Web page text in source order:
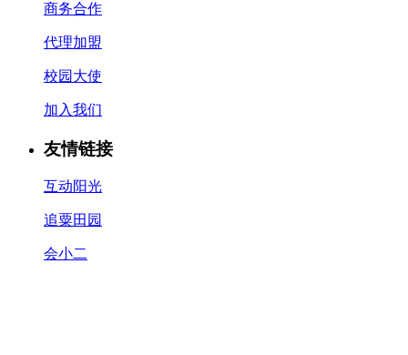
商务合作
代理加盟
校园大使
加入我们
友情链接
互动阳光
追粟田园
会小二